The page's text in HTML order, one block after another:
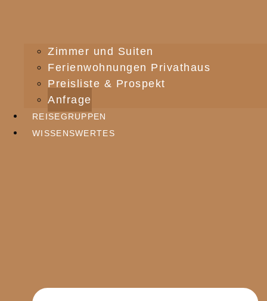
Zimmer und Suiten
Ferienwohnungen Privathaus
Preisliste & Prospekt
Anfrage
REISEGRUPPEN
WISSENSWERTES